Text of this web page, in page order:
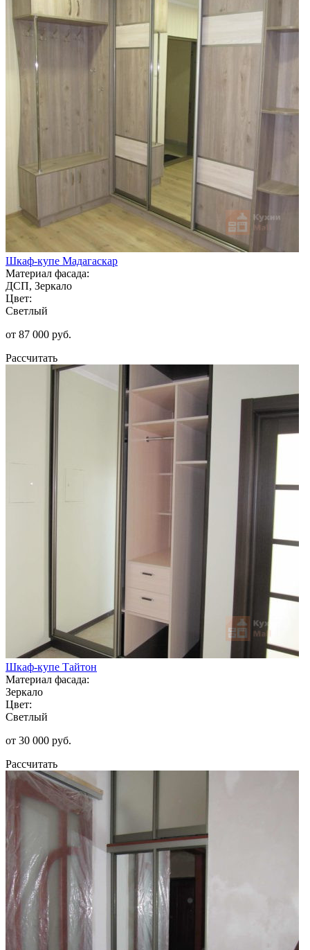
Шкаф-купе Мадагаскар
Материал фасада:
ДСП, Зеркало
Цвет:
Светлый
от 87 000 руб.
Рассчитать
Шкаф-купе Тайтон
Материал фасада:
Зеркало
Цвет:
Светлый
от 30 000 руб.
Рассчитать